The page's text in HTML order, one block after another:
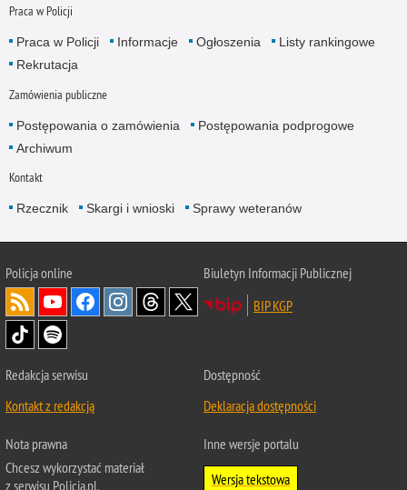
Praca w Policji
Praca w Policji Informacje Ogłoszenia
Listy rankingowe
Rekrutacja
Zamówienia publiczne
Postępowania o zamówienia
Postępowania podprogowe
Archiwum
Kontakt
Rzecznik Skargi i wnioski Sprawy weteranów
Policjaonline
Biuletyn Informacji Publicznej
BIP KGP
Redakcja serwisu
Kontakt z redakcją
Dostępność
Deklaracja dostępności
Nota prawna
Chcesz wykorzystać materiał
z serwisu Policja.pl.
Inne wersje portalu
Wersja tekstowa